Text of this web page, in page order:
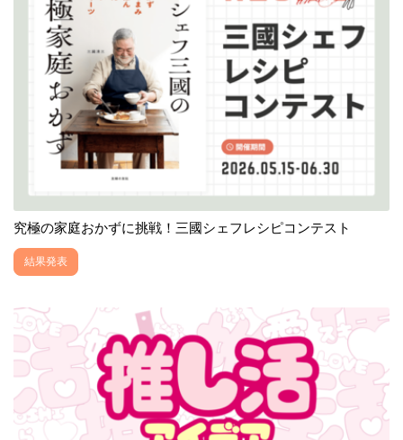
究極の家庭おかずに挑戦！三國シェフレシピコンテスト
結果発表